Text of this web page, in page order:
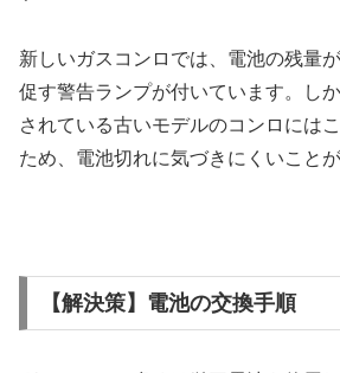
新しいガスコンロでは、電池の残量
促す警告ランプが付いています。し
されている古いモデルのコンロには
ため、電池切れに気づきにくいことが
【解決策】電池の交換手順